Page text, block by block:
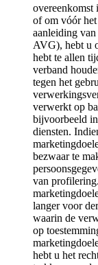
overeenkomst
of om vóór het
aanleiding
AVG), hebt u
hebt te allen
verband
tegen het
verwerkt op
bijvoorbeeld
diensten.
bezwaar te
van
langer voor
waarin de
op
hebt u het